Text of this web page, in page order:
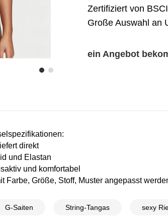
Zertifiziert von
Große Auswahl an
ein Angebot
direkt
und Elastan
und komfortabel
Farbe, Größe, Stoff, Muster angepasst
G-Saiten String-Tangas sexy